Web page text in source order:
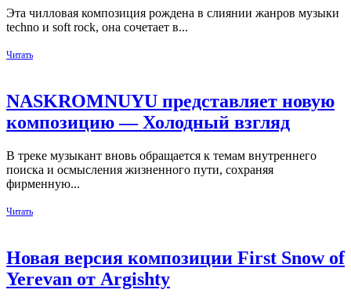
Эта чилловая композиция рождена в слиянии жанров музыки
techno и soft rock, она сочетает в...
Читать
NASKROMNUYU представляет новую
композицию — Холодный взгляд
В треке музыкант вновь обращается к темам внутреннего
поиска и осмысления жизненного пути, сохраняя
фирменную...
Читать
Новая версия композиции First Snow of
Yerevan от Argishty